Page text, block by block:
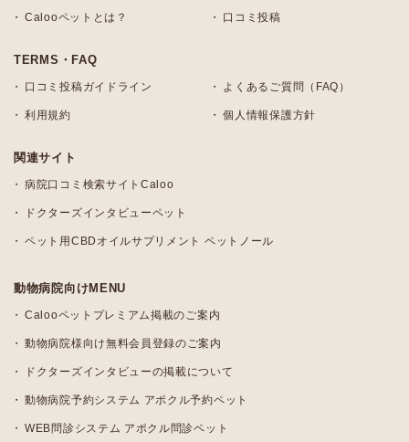
Calooペットとは？ 口コミ投稿
TERMS・FAQ
口コミ投稿ガイドライン よくあるご質問（FAQ）
利用規約 個人情報保護方針
関連サイト
病院口コミ検索サイトCaloo
ドクターズインタビューペット
ペット用CBDオイルサプリメント ペットノール
動物病院向けMENU
Calooペットプレミアム掲載のご案内
動物病院様向け無料会員登録のご案内
ドクターズインタビューの掲載について
動物病院予約システム アポクル予約ペット
WEB問診システム アポクル問診ペット